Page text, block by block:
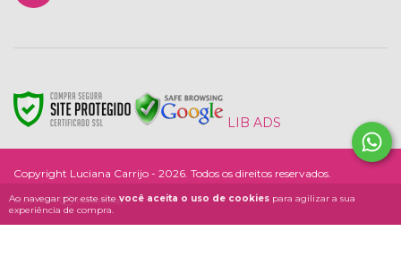
Ao navegar por este site você aceita o uso de cookies para agilizar a sua
experiência de compra.
LIB ADS
Copyright Luciana Carrijo - 2026. Todos os direitos reservados.